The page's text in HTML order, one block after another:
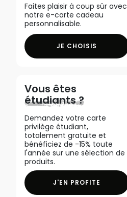
Faites plaisir à coup sûr avec
notre e-carte cadeau
personnalisable.
JE CHOISIS
Vous êtes
étudiants ?
Demandez votre carte
privilège étudiant,
totalement gratuite et
bénéficiez de -15% toute
l'année sur une sélection de
produits.
J'EN PROFITE